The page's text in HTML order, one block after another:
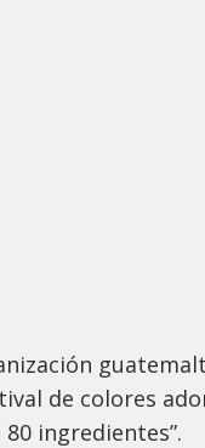
de colores
ingredientes”.